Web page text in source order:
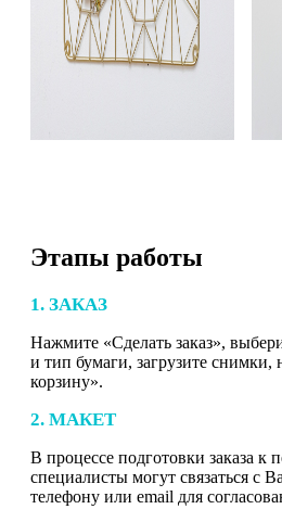
Этапы работы
1. ЗАКАЗ
Нажмите «Сделать заказ»,
и тип бумаги, загрузите снимки,
корзину».
2. МАКЕТ
В процессе подготовки заказа к
специалисты могут связаться с
телефону или email для